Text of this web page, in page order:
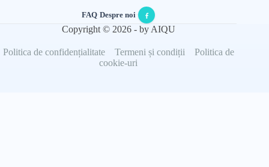
FAQ·Despre noi·
Copyright © 2026 - by AIQU
Politica de confidențialitate Termeni și condiții
Politica de
cookie-uri